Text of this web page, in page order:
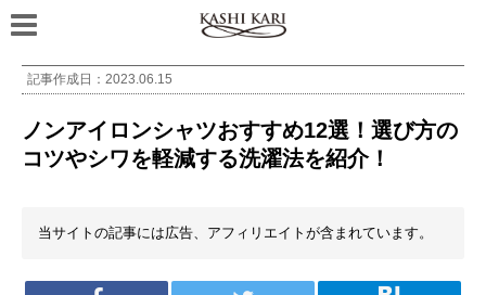
記事作成日： 2023.06.15
ノンアイロンシャツおすすめ12選！選び方の
コツやシワを軽減する洗濯法を紹介！
当サイトの記事には広告、アフィリエイトが含まれています。